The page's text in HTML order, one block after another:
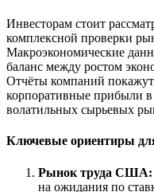
Инвесторам стоит
комплексной проверки
Макроэкономические
баланс между ростом
Отчёты компаний
корпоративные прибыли
волатильных сырьевых
Ключевые ориентиры
Рынок труда США:
на ожидания по